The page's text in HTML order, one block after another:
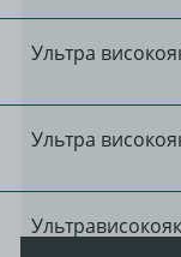
Ультра
Ультра